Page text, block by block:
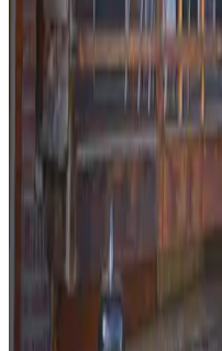
Gesproken talen
Nederlands
Voorzieningen
BBQ-voorzieningen
Meer voorzieningen
Voorwaarden